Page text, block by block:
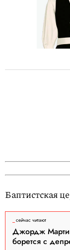
Баптистская
сейчас читают
Джордж
борется с